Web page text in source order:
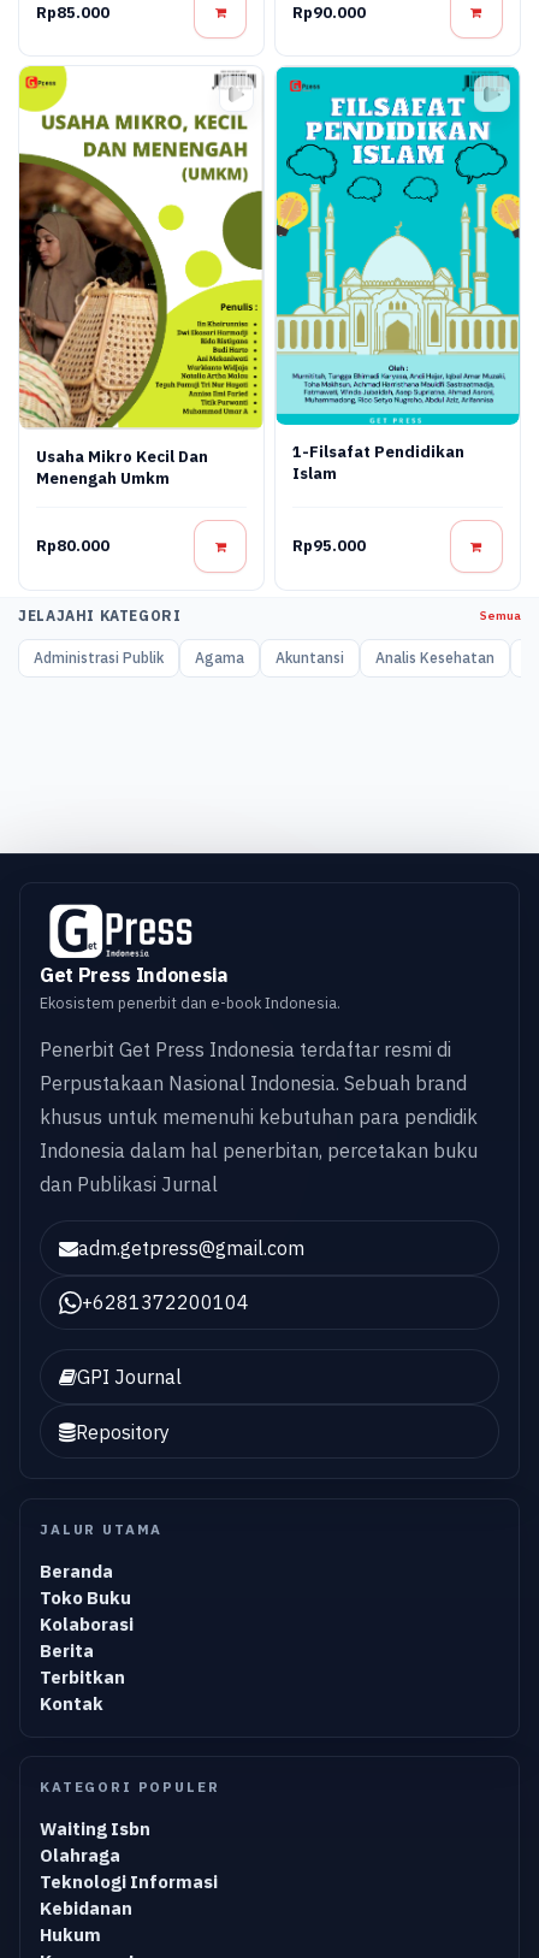
Rp85.000 Rp90.000
Usaha Mikro Kecil Dan
Menengah Umkm
Rp80.000
1-Filsafat Pendidikan
Islam
Rp95.000
JELAJAHI KATEGORI Semua
Administrasi Publik Agama Akuntansi Analis Kesehatan
Get Press Indonesia
Ekosistem penerbit dan e-book Indonesia.
Penerbit Get Press Indonesia terdaftar resmi di
Perpustakaan Nasional Indonesia. Sebuah brand
khusus untuk memenuhi kebutuhan para pendidik
Indonesia dalam hal penerbitan, percetakan buku
dan Publikasi Jurnal
adm.getpress@gmail.com
+6281372200104
GPI Journal
Repository
JALUR UTAMA
Beranda
Toko Buku
Kolaborasi
Berita
Terbitkan
Kontak
KATEGORI POPULER
Waiting Isbn
Olahraga
Teknologi Informasi
Kebidanan
Hukum